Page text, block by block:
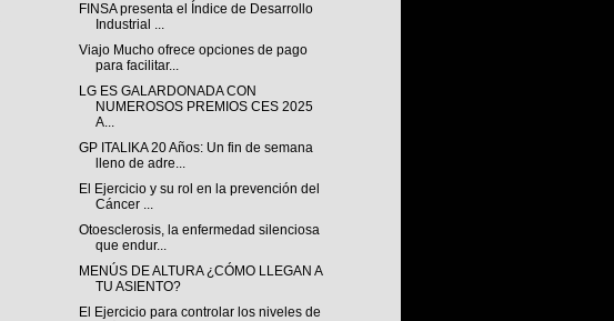
FINSA presenta el Índice de Desarrollo
Industrial ...
Viajo Mucho ofrece opciones de pago
para facilitar...
LG ES GALARDONADA CON
NUMEROSOS PREMIOS CES 2025
A...
GP ITALIKA 20 Años: Un fin de semana
lleno de adre...
El Ejercicio y su rol en la prevención del
Cáncer ...
Otoesclerosis, la enfermedad silenciosa
que endur...
MENÚS DE ALTURA ¿CÓMO LLEGAN A
TU ASIENTO?
El Ejercicio para controlar los niveles de